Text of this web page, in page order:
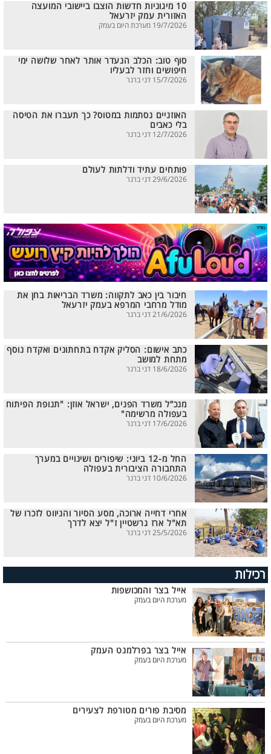
10 מיגוניות חדשות הוצבו ביישובי המועצה
האזורית עמק יזרעאל
19/7/2026 מערכת היום בעמק
סוף טוב: הכלב הנעדר אותר לאחר שלושה ימי
חיפושים וחזר לבעליו
15/7/2026 דני ברנר
האוזניים נסתמות במטוס? כך תעברו את הטיסה
בלי כאבים
12/7/2026 דני ברנר
פותחים עתיד ודלתות לעולם
29/6/2026 דני ברנר
חיבור בין כאב לתקווה: משרד הבריאות בחן את
מודל מרחבי המרפא בעמק יזרעאל
21/6/2026 דני ברנר
כתב אישום: הסליק אקדח בתחתונים ואקדח נוסף
מתחת למושב
18/6/2026 דני ברנר
מנכ”ל משרד הפנים, ישראל אוזן: "תנופת הפיתוח
בעפולה מרשימה"
17/6/2026 דני ברנר
החל מ-12 ביוני: שיפורים ושינויים במערך
התחבורה הציבורית בעפולה
10/6/2026 דני ברנר
אחרי דחייה ארוכה, מסע הסיור והניווט לזכרו של
תא"ל ארז גרשטיין ז"ל יצא לדרך
25/5/2026 דני ברנר
רכילות
אייל בצר והמכושפות
מערכת היום בעמק
אייל בצר בפרלמנט העמק
מערכת היום בעמק
מסיבת פורים מטורפת לצעירים
מערכת היום בעמק